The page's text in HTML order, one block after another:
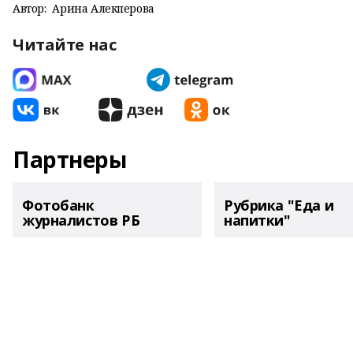
Автор: Арина Алекперова
Читайте нас
Партнеры
Фотобанк
журналистов РБ
Рубрика "Еда и
напитки"